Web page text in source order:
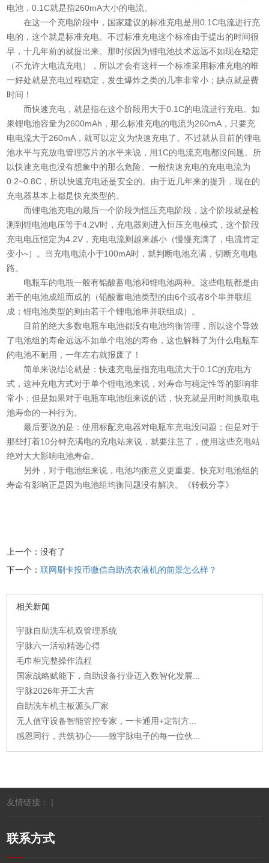
电池，0.1C就是指260mA大小的电流。
在这一个充电阶段中，国家建议的标准充电是用0.1C电流进行充
电的，这个就是标准充电。不过标准充电这个标准由于提出的时间很
早，十几年前的就提出来。那时候因为锂电池技术远远不如现在稳定
（不允许大电流充电），所以才会有这样一个标准采用标准充电的唯
一好处就是充电过程稳定，发生爆炸之类的几率非常小；缺点就是费
时间！
而快速充电，就是指在这个阶段用大于0.1C的电流进行充电。如
果锂电池容量为2600mAh，那么标准充电的电流为260mA，只要充
电电流大于260mA，就可以定义为快速充电了。不过就从目前的锂电
池水平与充放电管理芯片的水平来说，用1C的电流充电都没问题。所
以快速充电也没有想象中的那么危险。一般快速充电的充电电流为
0.2~0.8C，所以快速充电还是安全的。由于近几年来的提升，现在的
充电器基本上都是快充类型的。
而锂电池充电的最后一个阶段为恒压充电阶段，这个阶段就是检
测到锂电池电压等于4.2V时，充电器则进入恒压充电模式，这个阶段
充电电压恒定为4.2V，充电电流则越来越小（慢慢充满了，电流肯定
变小~）。当充电电流小于100mA时，就判断电池充满，切断充电电
路。
电瓶车的电瓶一般有铅酸蓄电池和锂电池两种。这些电瓶都是由
若干的电池成组而成的（铅酸蓄电池类型的由6个或者8个串并联组
成；锂电池类型的则由若干个锂电池串并联组成）。
目前的绝大多数电瓶车电池都没有电池均衡管理，所以这个导致
了电池组的寿命远远不如单个电池的寿命，这也解释了为什么电瓶车
的电池不耐用，一年左右就报废了！
简单来说结论就是：快速充电是指充电电流大于0.1C的充电方
式，这种充电方式对于单个锂电池来说，对寿命与稳定性等的影响非
常小；但是如果对于电瓶车电池组来说的话，快充就是用时间换取电
池寿命的一种行为。
最后要说的是：使用标配充电器对电瓶车充电没问题；但是对于
那些打着10分钟充满电的充电站来说，就要注意了，使用这些充电站
绝对大大影响电池寿命。
另外，对于电池组来说，电池均衡意义更重要。快充对电池组的
寿命有影响正是因为电池组均衡问题没有解决。《转载分享》
上一个：没有了
下一个：联网刷卡投币微信自助洗衣液机的前景怎么样？
相关新闻
宇脉自助洗车机双管理系统
宇脉六一活动精选心得
毛巾柜完整操作流程
国家战略赋能下，自助设备行业迈入数智化发展...
宇脉2026年开工大吉
自助洗车机主板源头厂家
无人值守设备智能管控专家，一卡通用+定制方...
感恩同行，共筑初心——致宇脉电子的每一位伙...
友情链接： |
联系方式